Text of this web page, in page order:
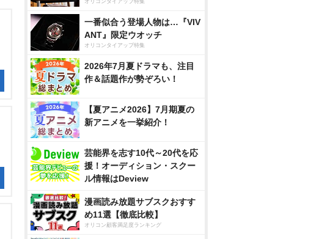
オリコンタイアップ特集
一番似合う登場人物は…『VIV
ANT』限定ウオッチ
オリコンタイアップ特集
2026年7月夏ドラマも、注目
作＆話題作が勢ぞろい！
【夏アニメ2026】7月期夏の
新アニメを一挙紹介！
芸能界を志す10代～20代を応
援！オーディション・スクー
ル情報はDeview
漫画読み放題サブスクおすす
め11選【徹底比較】
オリコン顧客満足度ランキング